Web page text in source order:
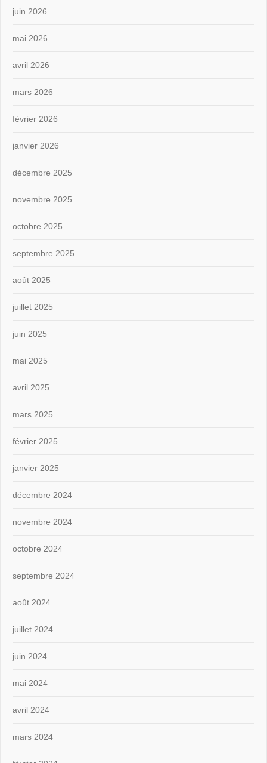
juin 2026
mai 2026
avril 2026
mars 2026
février 2026
janvier 2026
décembre 2025
novembre 2025
octobre 2025
septembre 2025
août 2025
juillet 2025
juin 2025
mai 2025
avril 2025
mars 2025
février 2025
janvier 2025
décembre 2024
novembre 2024
octobre 2024
septembre 2024
août 2024
juillet 2024
juin 2024
mai 2024
avril 2024
mars 2024